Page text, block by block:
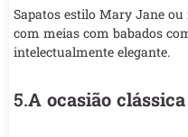
Sapatos estilo Mary Jane
com meias com babados
intelectualmente elegante.
5.A ocasião clássica